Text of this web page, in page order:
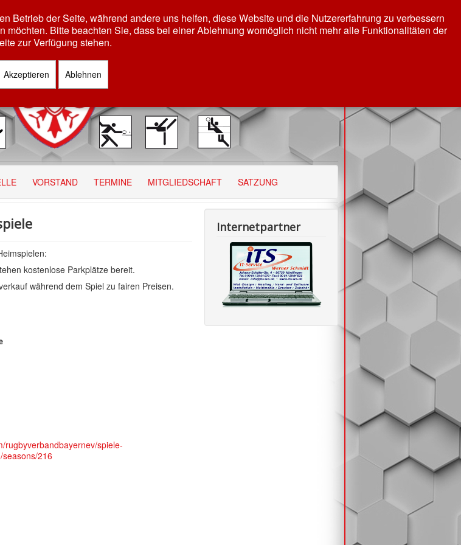
VORSTAND TERMINE MITGLIEDSCHAFT SATZUNG
kostenlose Parkplätze bereit.
während dem Spiel zu fairen Preisen.
rugbyverbandbayernev/spiele-
216
Internetpartner
Betrieb der Seite, während andere uns helfen, diese Website und die Nutzererfahrung zu verbessern
Bitte beachten Sie, dass bei einer Ablehnung womöglich nicht mehr alle Funktionalitäten der
zur Verfügung stehen.
Akzeptieren Ablehnen